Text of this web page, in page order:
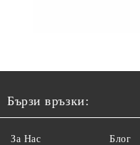
Бързи връзки:
За Нас Блог